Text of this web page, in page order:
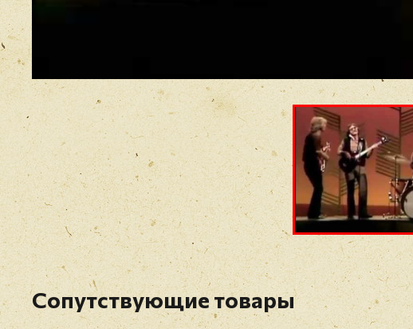
Сопутствующие товары